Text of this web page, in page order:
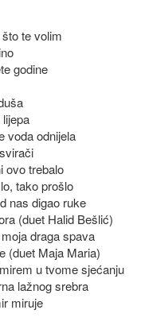
te volim
godine
voda odnijela
ovo trebalo
tako prošlo
nas digao ruke
(duet Halid Bešlić)
draga spava
(duet Maja Maria)
u tvome sjećanju
lažnog srebra
miruje